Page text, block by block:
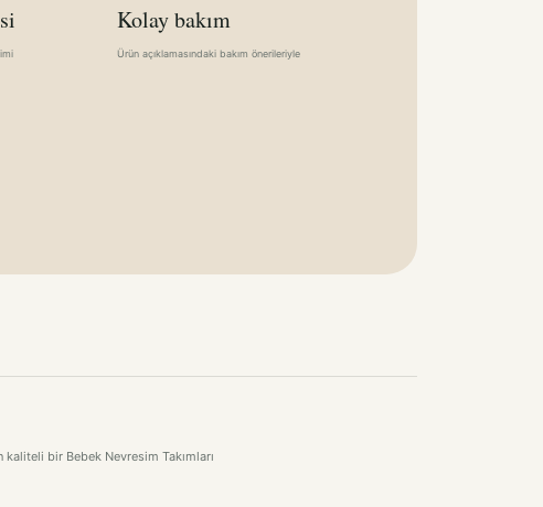
Kolay bakım
Ürün açıklamasındaki bakım önerileriyle
bir Bebek Nevresim Takımları